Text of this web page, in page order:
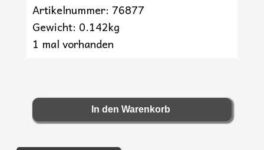
Artikelnummer: 76877
Gewicht: 0.142kg
1 mal vorhanden